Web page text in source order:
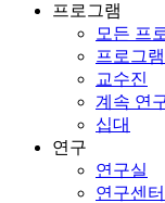
프로그램
모든 프
프로그
교수진
계속 연
십대
연구
연구실
연구센터